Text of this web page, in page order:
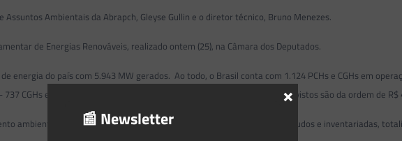
Ambientais da Abrapch, Gleyse Gullin e o diretor técnico, Bruno Menezes.
de Energias Renováveis, realizado ontem (25), na Câmara dos Deputados.
energia do país com 5.943 MW gerados. Ao todo, o Brasil conta com 1.124 PCHs e CGHs em
CGHs e 1069 PCHs e que somam 1806 centrais – os investimento previstos são da ordem de R$
ambiental. Considerando aquelas em operação, em construção, em estudos e inventariadas,
📰 Newsletter
×